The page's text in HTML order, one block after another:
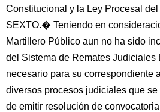
Constitucional y la Ley Procesal del
SEXTO.� Teniendo en
Martillero Público aun no ha sido
del Sistema de Remates
necesario para su correspondiente
diversos procesos judiciales que
de emitir resolución de